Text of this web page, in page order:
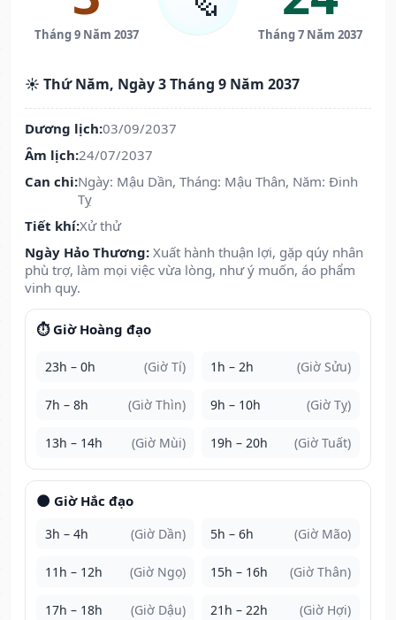
Tháng 9 Năm 2037 Tháng 7 Năm 2037
☀️ Thứ Năm, Ngày 3 Tháng 9 Năm 2037
Dương lịch:03/09/2037
Âm lịch:24/07/2037
Can chi:Ngày: Mậu Dần, Tháng: Mậu Thân, Năm: Đinh
Tỵ
Tiết khí:Xử thử
Ngày Hảo Thương: Xuất hành thuận lợi, gặp qúy nhân
phù trợ, làm mọi việc vừa lòng, như ý muốn, áo phẩm
vinh quy.
⏱️ Giờ Hoàng đạo
23h – 0h (Giờ Tí) 1h – 2h (Giờ Sửu)
7h – 8h (Giờ Thìn) 9h – 10h (Giờ Tỵ)
13h – 14h (Giờ Mùi) 19h – 20h (Giờ Tuất)
🌑 Giờ Hắc đạo
3h – 4h (Giờ Dần) 5h – 6h (Giờ Mão)
11h – 12h (Giờ Ngọ) 15h – 16h (Giờ Thân)
17h – 18h (Giờ Dậu) 21h – 22h (Giờ Hợi)